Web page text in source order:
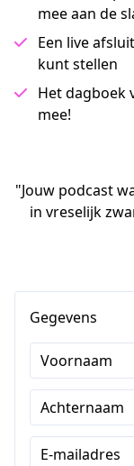
mee aan de
Een live
kunt stellen
Het dagboek
mee!
"Jouw podcast
in vreselijk
Gegevens
Voornaam
Achternaam
E-mailadres